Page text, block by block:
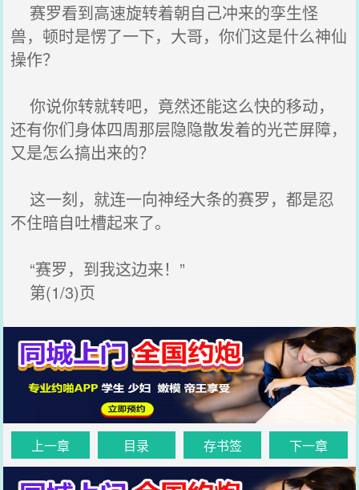
赛罗看到高速旋转着朝自己冲来的孪生怪
兽，顿时是愣了一下，大哥，你们这是什么神仙
操作？
你说你转就转吧，竟然还能这么快的移动，
还有你们身体四周那层隐隐散发着的光芒屏障，
又是怎么搞出来的？
这一刻，就连一向神经大条的赛罗，都是忍
不住暗自吐槽起来了。
“赛罗，到我这边来！”
第(1/3)页
上一章 目录 存书签 下一章